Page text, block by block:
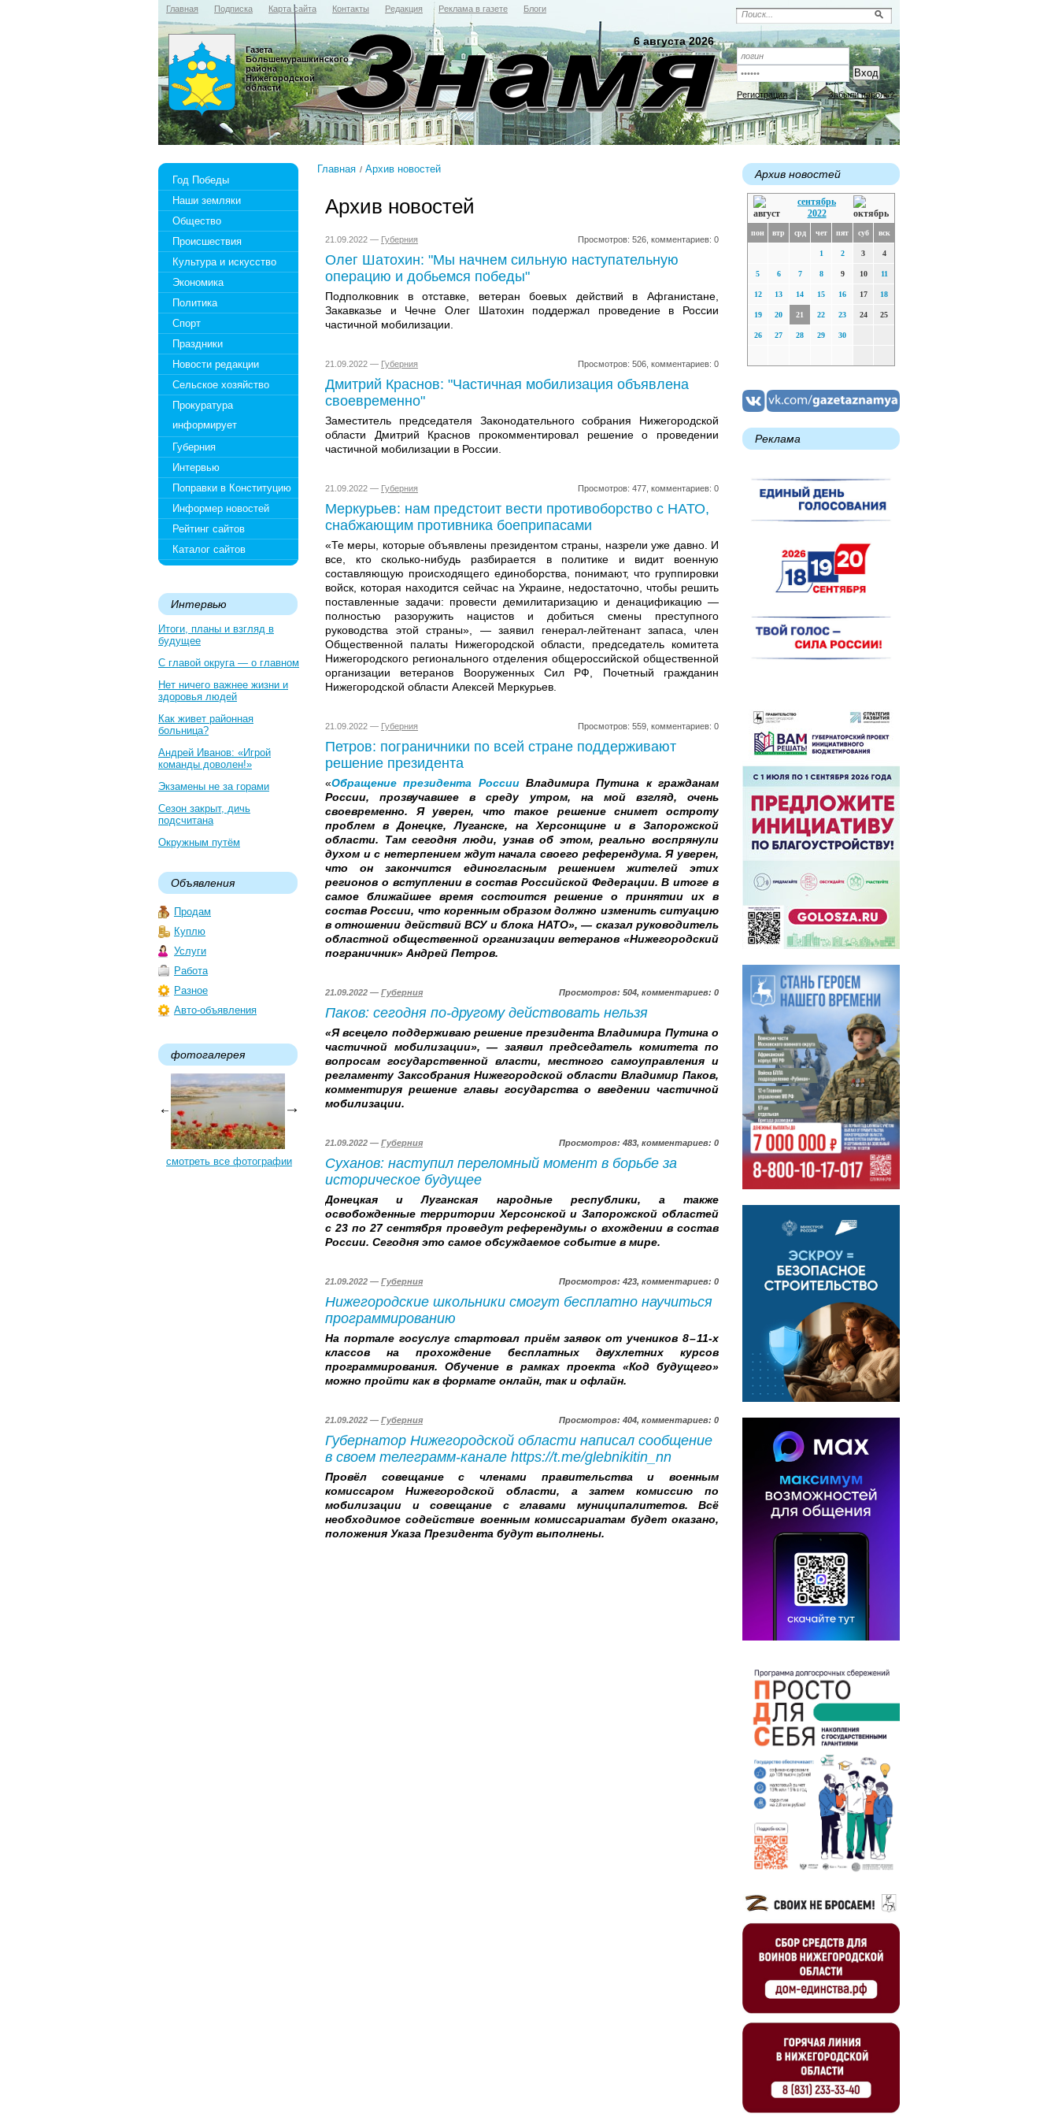
Главная Подписка Карта сайта Контакты Редакция Реклама в газете Блоги
Регистрация Забыли пароль?
6 августа 2026
Газета
Большемурашкинского
района
Нижегородской
области
Год Победы
Наши земляки
Общество
Происшествия
Культура и искусство
Экономика
Политика
Спорт
Праздники
Новости редакции
Сельское хозяйство
Прокуратура
информирует
Губерния
Интервью
Поправки в Конституцию
Информер новостей
Рейтинг сайтов
Каталог сайтов
Интервью
Итоги, планы и взгляд в
будущее
С главой округа — о главном
Нет ничего важнее жизни и
здоровья людей
Как живет районная
больница?
Андрей Иванов: «Игрой
команды доволен!»
Экзамены не за горами
Сезон закрыт, дичь
подсчитана
Окружным путём
Объявления
Продам
Куплю
Услуги
Работа
Разное
Авто-объявления
фотогалерея
смотреть все фотографии
Главная Архив новостей
Архив новостей
21.09.2022 — Губерния Просмотров: 526, комментариев: 0
Олег Шатохин: "Мы начнем сильную наступательную
операцию и добьемся победы"
Подполковник в отставке, ветеран боевых действий в Афганистане,
Закавказье и Чечне Олег Шатохин поддержал проведение в России
частичной мобилизации.
21.09.2022 — Губерния Просмотров: 506, комментариев: 0
Дмитрий Краснов: "Частичная мобилизация объявлена
своевременно"
Заместитель председателя Законодательного собрания Нижегородской
области Дмитрий Краснов прокомментировал решение о проведении
частичной мобилизации в России.
21.09.2022 — Губерния Просмотров: 477, комментариев: 0
Меркурьев: нам предстоит вести противоборство с НАТО,
снабжающим противника боеприпасами
«Те меры, которые объявлены президентом страны, назрели уже давно. И
все, кто сколько-нибудь разбирается в политике и видит военную
составляющую происходящего единоборства, понимают, что группировки
войск, которая находится сейчас на Украине, недостаточно, чтобы решить
поставленные задачи: провести демилитаризацию и денацификацию —
полностью разоружить нацистов и добиться смены преступного
руководства этой страны», — заявил генерал-лейтенант запаса, член
Общественной палаты Нижегородской области, председатель комитета
Нижегородского регионального отделения общероссийской общественной
организации ветеранов Вооруженных Сил РФ, Почетный гражданин
Нижегородской области Алексей Меркурьев.
21.09.2022 — Губерния Просмотров: 559, комментариев: 0
Петров: пограничники по всей стране поддерживают
решение президента
«Обращение президента РоссииВладимира Путина к гражданам
России, прозвучавшее в среду утром, на мой взгляд, очень
своевременно. Я уверен, что такое решение снимет остроту
проблем в Донецке, Луганске, на Херсонщине и в Запорожской
области. Там сегодня люди, узнав об этом, реально воспрянули
духом и с нетерпением ждут начала своего референдума. Я уверен,
что он закончится единогласным решением жителей этих
регионов о вступлении в состав Российской Федерации. В итоге в
самое ближайшее время состоится решение о принятии их в
состав России, что коренным образом должно изменить ситуацию
в отношении действий ВСУ и блока НАТО», — сказал руководитель
областной общественной организации ветеранов «Нижегородский
пограничник» Андрей Петров.
21.09.2022 — Губерния Просмотров: 504, комментариев: 0
Паков: сегодня по-другому действовать нельзя
«Я всецело поддерживаю решение президента Владимира Путина о
частичной мобилизации», — заявил председатель комитета по
вопросам государственной власти, местного самоуправления и
регламенту Заксобрания Нижегородской области Владимир Паков,
комментируя решение главы государства о введении частичной
мобилизации.
21.09.2022 — Губерния Просмотров: 483, комментариев: 0
Суханов: наступил переломный момент в борьбе за
историческое будущее
Донецкая и Луганская народные республики, а также
освобожденные территории Херсонской и Запорожской областей
с 23 по 27 сентября проведут референдумы о вхождении в состав
России. Сегодня это самое обсуждаемое событие в мире.
21.09.2022 — Губерния Просмотров: 423, комментариев: 0
Нижегородские школьники смогут бесплатно научиться
программированию
На портале госуслуг стартовал приём заявок от учеников 8 – 11‑х
классов на прохождение бесплатных двухлетних курсов
программирования. Обучение в рамках проекта «Код будущего»
можно пройти как в формате онлайн, так и офлайн.
21.09.2022 — Губерния Просмотров: 404, комментариев: 0
Губернатор Нижегородской области написал сообщение
в своем телеграмм-канале https://t.me/glebnikitin_nn
Провёл совещание с членами правительства и военным
комиссаром Нижегородской области, а затем комиссию по
мобилизации и совещание с главами муниципалитетов. Всё
необходимое содействие военным комиссариатам будет оказано,
положения Указа Президента будут выполнены.
Архив новостей
сентябрь
2022
пон втр срд чет пят суб вск
1 2 3 4
5 6 7 8 9 10 11
12 13 14 15 16 17 18
19 20 21 22 23 24 25
26 27 28 29 30
Реклама